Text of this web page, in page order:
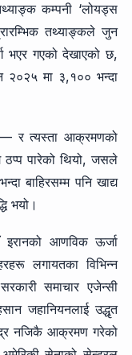
कम्पनी ‘लोयड्स
तथ्याङ्कले जुन
भएर गएको देखाएको छ,
२०२५ मा ३,१०० भन्दा
— र त्यस्ता आक्रमणको
पारेको थियो, जसले
बाहिरसम्म पनि खाद्य
भयो।
इरानको आणविक ऊर्जा
लगायतका विभिन्न
समाचार एजेन्सी
जहानियनलाई उद्धृत
नजिकै आक्रमण गरेको